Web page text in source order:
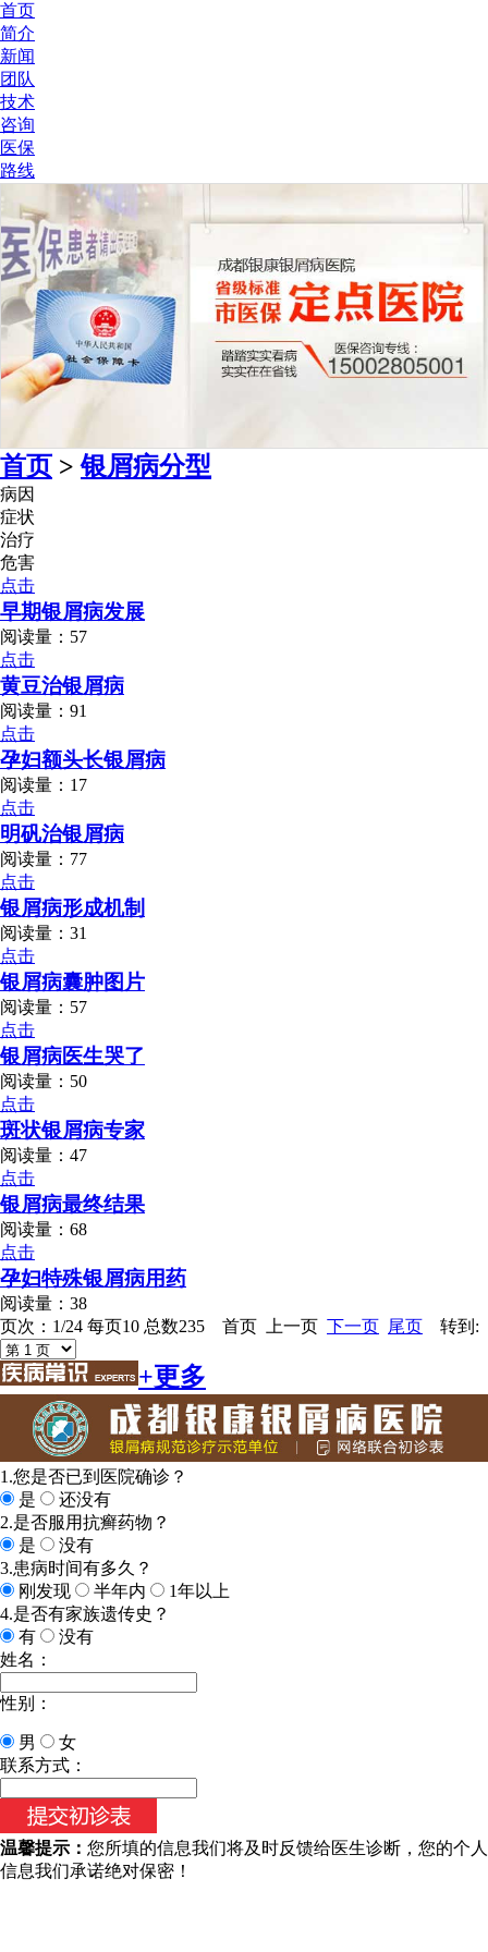
首页
简介
新闻
团队
技术
咨询
医保
路线
首页 >银屑病分型
病因
症状
治疗
危害
点击
早期银屑病发展
阅读量：57
点击
黄豆治银屑病
阅读量：91
点击
孕妇额头长银屑病
阅读量：17
点击
明矾治银屑病
阅读量：77
点击
银屑病形成机制
阅读量：31
点击
银屑病囊肿图片
阅读量：57
点击
银屑病医生哭了
阅读量：50
点击
斑状银屑病专家
阅读量：47
点击
银屑病最终结果
阅读量：68
点击
孕妇特殊银屑病用药
阅读量：38
页次：1/24 每页10 总数235 首页 上一页 下一页 尾页 转到:
+更多
1.您是否已到医院确诊？
是
还没有
2.是否服用抗癣药物？
是
没有
3.患病时间有多久？
刚发现
半年内
1年以上
4.是否有家族遗传史？
有
没有
姓名：
性别：
男
女
联系方式：
温馨提示： 您所填的信息我们将及时反馈给医生诊断，您的个人
信息我们承诺绝对保密！